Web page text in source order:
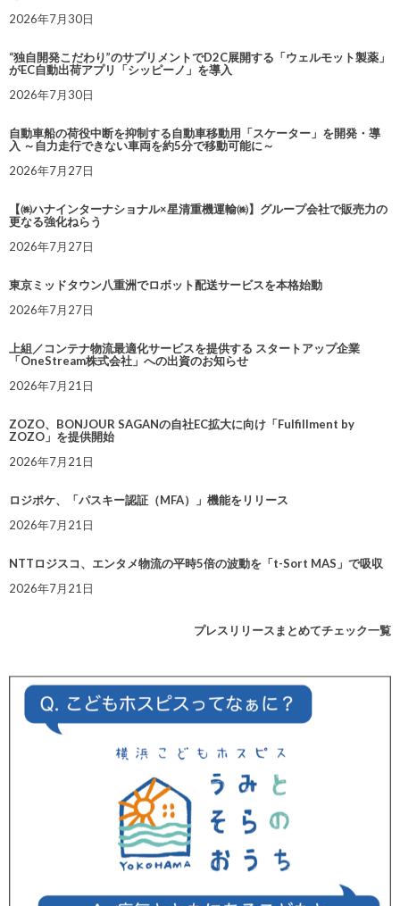
2026年7月30日
“独自開発こだわり”のサプリメントでD2C展開する「ウェルモット製薬」
がEC自動出荷アプリ「シッピーノ」を導入
2026年7月30日
自動車船の荷役中断を抑制する自動車移動用「スケーター」を開発・導
入 ～自力走行できない車両を約5分で移動可能に～
2026年7月27日
【㈱ハナインターナショナル×星清重機運輸㈱】グループ会社で販売力の
更なる強化ねらう
2026年7月27日
東京ミッドタウン八重洲でロボット配送サービスを本格始動
2026年7月27日
上組／コンテナ物流最適化サービスを提供する スタートアップ企業
「OneStream株式会社」への出資のお知らせ
2026年7月21日
ZOZO、BONJOUR SAGANの自社EC拡大に向け「Fulfillment by
ZOZO」を提供開始
2026年7月21日
ロジポケ、「パスキー認証（MFA）」機能をリリース
2026年7月21日
NTTロジスコ、エンタメ物流の平時5倍の波動を「t-Sort MAS」で吸収
2026年7月21日
プレスリリースまとめてチェック一覧